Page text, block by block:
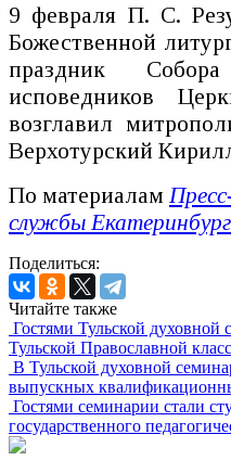
9 февраля П. С.
Божественной
праздник
исповедников
возглавил
Верхотурский
По материалам
службы
Поделиться:
Читайте также
Гостями Тульской духовной
Тульской Православной
В Тульской духовной
выпускных
Гостями семинарии стали
государственного